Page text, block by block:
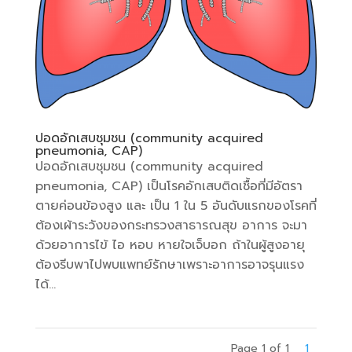
ปอดอักเสบชุมชน (community acquired
pneumonia, CAP)
ปอดอักเสบชุมชน (community acquired
pneumonia, CAP) เป็นโรคอักเสบติดเชื้อที่มีอัตรา
ตายค่อนข้องสูง และ เป็น 1 ใน 5 อันดับแรกของโรคที่
ต้องเผ้าระวังของกระทรวงสาธารณสุข อาการ จะมา
ด้วยอาการไข้ ไอ หอบ หายใจเจ็บอก ถ้าในผู้สูงอายุ
ต้องรีบพาไปพบแพทย์รักษาเพราะอาการอาจรุนแรง
ได้...
Page 1 of 1 1